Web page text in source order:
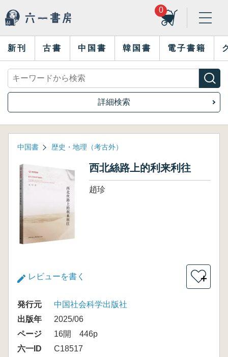
0
新刊 古書 中国書 韓国書 電子書籍
詳細検索
中国書 歴史・地理（考古外）
西北絲路上的利来利往
趙珍
レビューを書く ＋
発行元
中国社会科学出版社
出版年
2025/06
ページ
16開 446p
六一ID
C18517